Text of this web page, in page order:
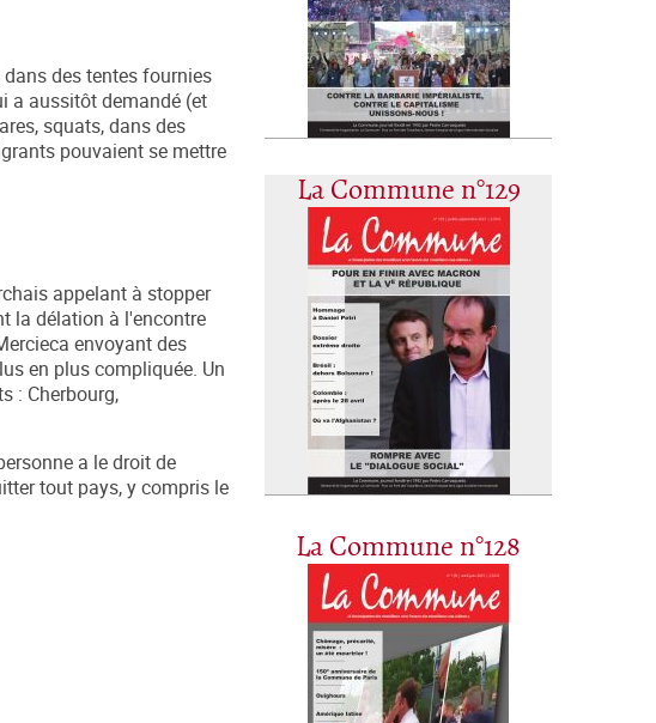
La Commune n°129
La Commune n°128
dans des tentes fournies
a aussitôt demandé (et
squats, dans des
pouvaient se mettre
appelant à stopper
la délation à l'encontre
envoyant des
en plus compliquée. Un
: Cherbourg,
a le droit de
tout pays, y compris le